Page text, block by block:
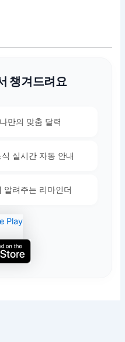
챙겨드려요
만의 맞춤 달력
실시간 자동 안내
알려주는 리마인더